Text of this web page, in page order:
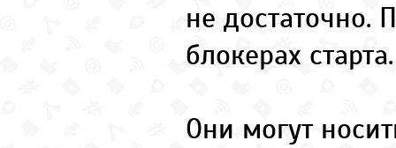
не достаточно.
блокерах
Они могут